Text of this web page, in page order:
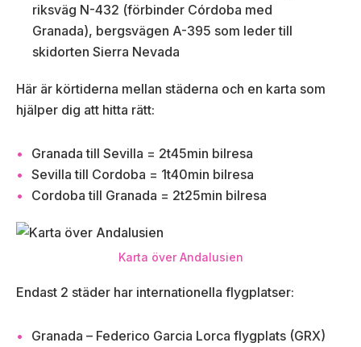
riksväg N-432 (förbinder Córdoba med
Granada), bergsvägen A-395 som leder till
skidorten Sierra Nevada
Här är körtiderna mellan städerna och en karta som
hjälper dig att hitta rätt:
Granada till Sevilla = 2t45min bilresa
Sevilla till Cordoba = 1t40min bilresa
Cordoba till Granada = 2t25min bilresa
Karta över Andalusien
Endast 2 städer har internationella flygplatser:
Granada – Federico Garcia Lorca flygplats (GRX)